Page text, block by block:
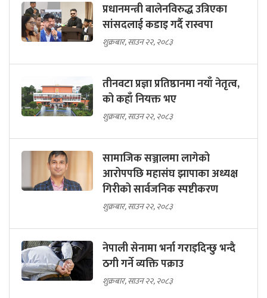
प्रधानमन्त्री बालेनविरुद्ध उत्रिएका
सांसदलाई कडाइ गर्दै रास्वपा
शुक्रबार, साउन २२, २०८३
तीनवटा प्रज्ञा प्रतिष्ठानमा नयाँ नेतृत्व,
को कहाँ नियक्त भए
शुक्रबार, साउन २२, २०८३
सामाजिक सञ्जालमा लागेको
आरोपपछि महासंघ झापाका अध्यक्ष
गिरीको सार्वजनिक स्पष्टीकरण
शुक्रबार, साउन २२, २०८३
नेपाली सेनामा भर्ना गराइदिन्छु भन्दै
ठगी गर्ने व्यक्ति पक्राउ
शुक्रबार, साउन २२, २०८३